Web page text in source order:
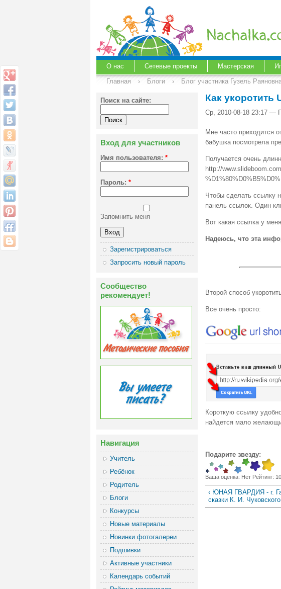
О нас Сетевые проекты Мастерская
Главная
› Блоги › Блог участника Гузель
Поиск на сайте:
Вход для участников
Имя пользователя: *
Пароль: *
Запомнить меня
Зарегистрироваться
Запросить новый пароль
Сообщество
рекомендует!
Навигация
Учитель
Ребёнок
Родитель
Блоги
Конкурсы
Новые материалы
Новинки фотогалереи
Подшивки
Активные участники
Календарь событий
Как укоротить
Ср, 2010-08-18 23:17 —
Мне часто приходится
бабушка посмотрела
Получается очень
http://
Чтобы сделать ссылку
панель ссылок. Один
Вот какая ссылка у
Надеюсь, что эта
Второй способ
Все очень просто:
Короткую ссылку
найдется мало
Подарите звезду:
Ваша оценка: Нет Рейтинг: 10
‹ ЮНАЯ ГВАРДИЯ - г.
сказки К. И.